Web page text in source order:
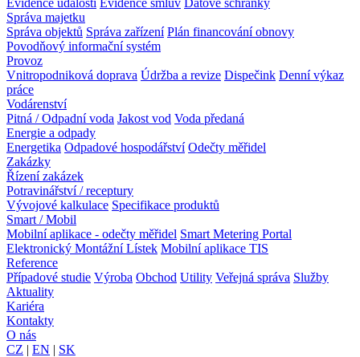
Správa majetku
Správa objektů Správa zařízení Plán financování obnovy
Povodňový informační systém
Provoz
Vnitropodniková doprava Údržba a revize Dispečink Denní výkaz
práce
Vodárenství
Pitná / Odpadní voda Jakost vod Voda předaná
Energie a odpady
Energetika Odpadové hospodářství Odečty měřidel
Zakázky
Řízení zakázek
Potravinářství / receptury
Vývojové kalkulace Specifikace produktů
Smart / Mobil
Mobilní aplikace - odečty měřidel Smart Metering Portal
Elektronický Montážní Lístek Mobilní aplikace TIS
Reference
Případové studie Výroba Obchod Utility Veřejná správa Služby
Aktuality
Kariéra
Kontakty
O nás
CZ | EN | SK